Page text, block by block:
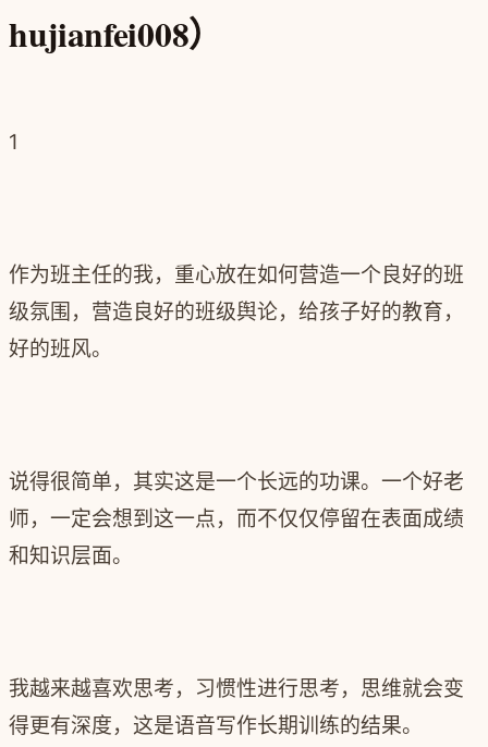
hujianfei008）
1
作为班主任的我，重心放在如何营造一个良好的班
级氛围，营造良好的班级舆论，给孩子好的教育，
好的班风。
说得很简单，其实这是一个长远的功课。一个好老
师，一定会想到这一点，而不仅仅停留在表面成绩
和知识层面。
我越来越喜欢思考，习惯性进行思考，思维就会变
得更有深度，这是语音写作长期训练的结果。